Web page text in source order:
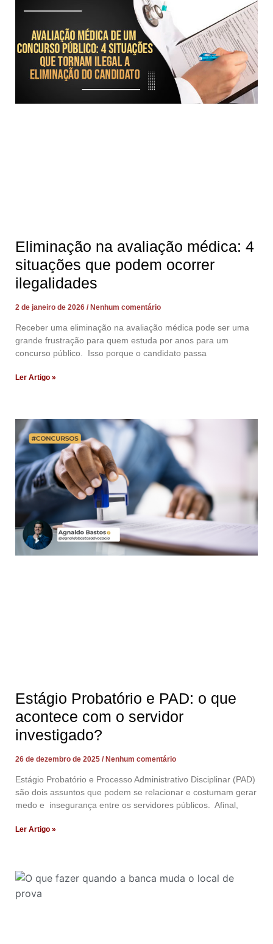
Eliminação na avaliação médica: 4
situações que podem ocorrer
ilegalidades
2 de janeiro de 2026 Nenhum comentário
Receber uma eliminação na avaliação médica pode ser uma
grande frustração para quem estuda por anos para um
concurso público. Isso porque o candidato passa
Ler Artigo »
Estágio Probatório e PAD: o que
acontece com o servidor
investigado?
26 de dezembro de 2025 Nenhum comentário
Estágio Probatório e Processo Administrativo Disciplinar (PAD)
são dois assuntos que podem se relacionar e costumam gerar
medo e insegurança entre os servidores públicos. Afinal,
Ler Artigo »